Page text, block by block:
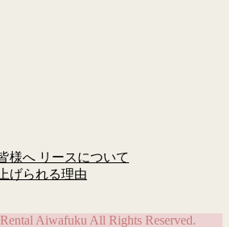
様へ リースについて
げられる理由
Aiwafuku All Rights Reserved.